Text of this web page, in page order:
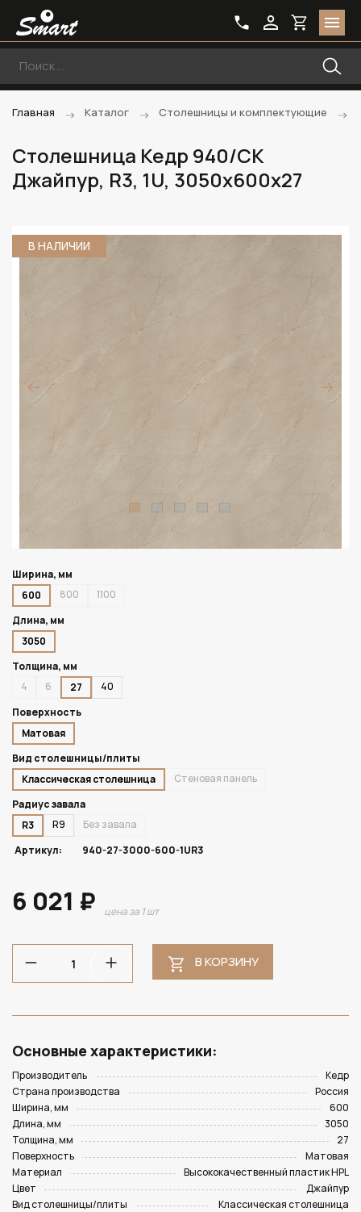
Главная Каталог Столешницы и комплектующие
Столешница Кедр 940/CK
Джайпур, R3, 1U, 3050х600х27
В НАЛИЧИИ
Ширина, мм
600
800
1100
Длина, мм
3050
Толщина, мм
4
6 27
40
Поверхность
Матовая
Вид столешницы/плиты
Классическая столешница
Стеновая панель
Радиус завала
R3
R9
Без завала
Артикул:
940-27-3000-600-1UR3
6 021 ₽ цена за 1 шт
В КОРЗИНУ
Основные характеристики:
Производитель
Кедр
Страна производства
Россия
Ширина, мм
600
Длина, мм
3050
Толщина, мм
27
Поверхность
Матовая
Материал
Высококачественный пластик HPL
Цвет
Джайпур
Вид столешницы/плиты
Классическая столешница